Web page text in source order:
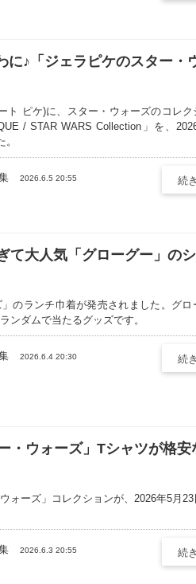
に♪「ジェラピケのスター・
ト ピケ)に、スター・ウォーズのコレク
/ STAR WARS Collection」を、
2026.6.5 20:55 続
て大人気「グローグー」の
」のランチ巾着が発売されました。グロ
ンダムで当たるグッズです。
2026.6.4 20:30 続
・ウォーズ」Tシャツが格安
ォーズ」コレクションが、2026年5月23
2026.6.3 20:55 続